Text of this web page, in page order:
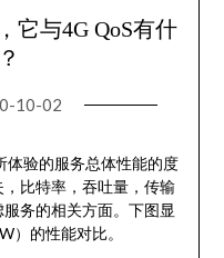
它与4G QoS有什
10-02
体验的服务总体性能的度
比特率，吞吐量，传输
务的相关方面。下图显
）的性能对比。